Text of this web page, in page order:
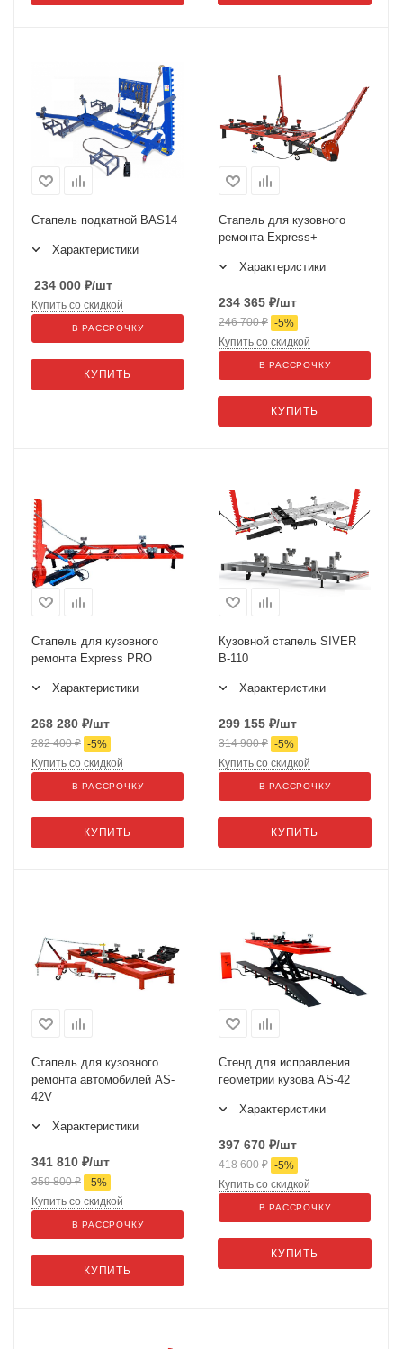
Стапель подкатной BAS14
Характеристики
234 000 ₽/шт
КУПИТЬ
Купить со скидкой
В РАССРОЧКУ
Стапель для кузовного
ремонта Express+
Характеристики
234 365 ₽/шт
246 700₽ -5%
КУПИТЬ
Купить со скидкой
В РАССРОЧКУ
Стапель для кузовного
ремонта Express PRO
Характеристики
268 280 ₽/шт
282 400₽ -5%
КУПИТЬ
Купить со скидкой
В РАССРОЧКУ
Кузовной стапель SIVER
B-110
Характеристики
299 155 ₽/шт
314 900₽ -5%
КУПИТЬ
Купить со скидкой
В РАССРОЧКУ
Стапель для кузовного
ремонта автомобилей AS-
42V
Характеристики
341 810 ₽/шт
359 800₽ -5%
КУПИТЬ
Купить со скидкой
В РАССРОЧКУ
Стенд для исправления
геометрии кузова AS-42
Характеристики
397 670 ₽/шт
418 600₽ -5%
КУПИТЬ
Купить со скидкой
В РАССРОЧКУ